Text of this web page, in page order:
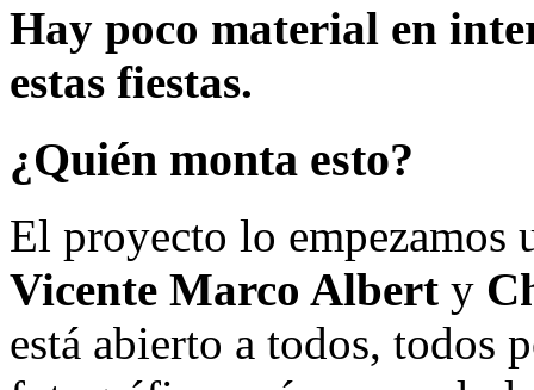
Hay poco material en
estas fiestas.
¿Quién monta esto?
El proyecto lo empezamos
Vicente Marco Albert y
está abierto a todos, todos